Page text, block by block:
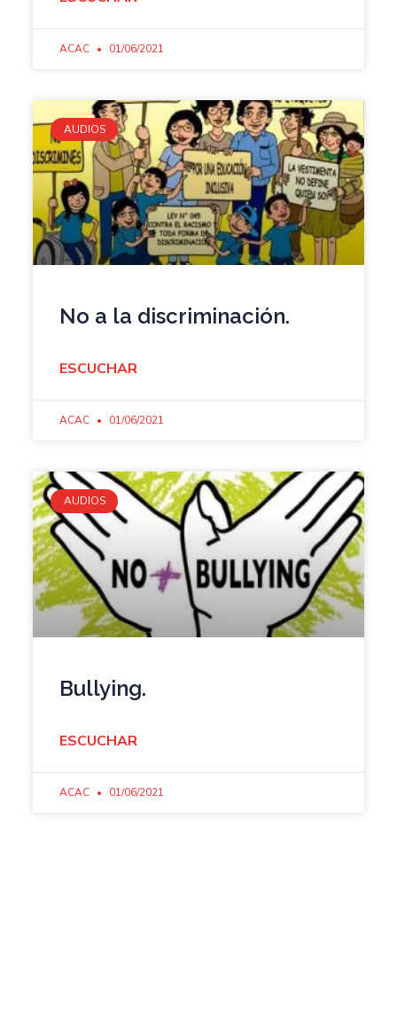
ACAC 01/06/2021
AUDIOS
No a la discriminación.
ESCUCHAR
ACAC 01/06/2021
AUDIOS
Bullying.
ESCUCHAR
ACAC 01/06/2021